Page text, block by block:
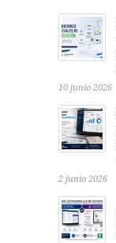
10 junio 2026
2 junio 2026